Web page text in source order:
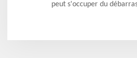
peut s'occuper du